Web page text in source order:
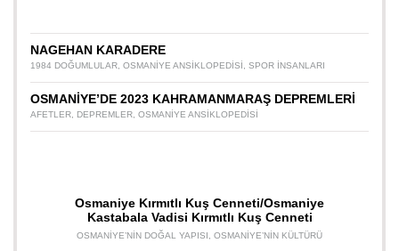
NAGEHAN KARADERE
1984 DOĞUMLULAR OSMANIYE ANSIKLOPEDISI SPOR INSANLARI
OSMANİYE’DE 2023 KAHRAMANMARAŞ DEPREMLERİ
AFETLER DEPREMLER OSMANIYE ANSIKLOPEDISI
Osmaniye Kırmıtlı Kuş Cenneti/Osmaniye
Kastabala Vadisi Kırmıtlı Kuş Cenneti
OSMANIYE’NIN DOĞAL YAPISI OSMANIYE’NIN KÜLTÜRÜ